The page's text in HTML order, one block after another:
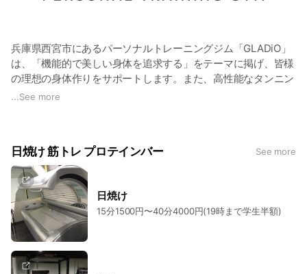
兵庫県西宮市にあるパーソナルトレーニングジム「GLADiO」
は、「機能的で美しい身体を追求する」をテーマに掲げ、皆様
の理想の身体作りをサポートします。また、高性能なタンニン
グマシンとコラーゲンサロンも併設し、外見からも内面からも
グがございますので、ぜひお気軽にお越しください！
...See more
日焼け 筋トレ プロテインバー See more
日焼け
15分1500円〜40分4000円(19時まで学生半額)